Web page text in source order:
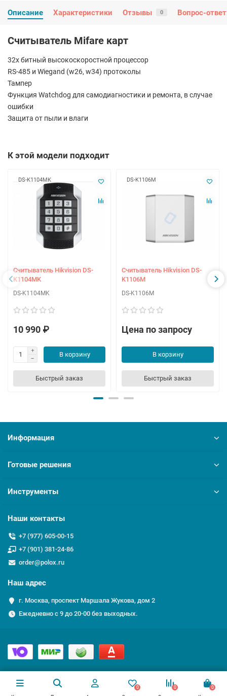
Описание Характеристики Отзывы 0 Вопрос-ответ
Считыватель Mifare карт
32х битный высокоскоростной процессор
RS-485 и Wiegand (w26, w34) протоколы
Тампер
Функция Watchdog для самодиагностики и ремонта, в случае
ошибки
Защита от пыли и влаги
К этой модели подходит
DS-K1104MK
Считыватель Hikvision DS-
K1104MK
DS-K1104MK
10 990 ₽
В корзину
Быстрый заказ
DS-K1106M
Считыватель Hikvision DS-
K1106M
DS-K1106M
Цена по запросу
В корзину
Быстрый заказ
Информация
Готовые решения
Инструменты
Наши контакты
+7 (977) 605-00-15
+7 (901) 381-24-86
order@polox.ru
Наш адрес
г. Москва, проспект Маршала Жукова, дом 2
Ежедневно с 9 до 20-00 без выходных.
0
0
0